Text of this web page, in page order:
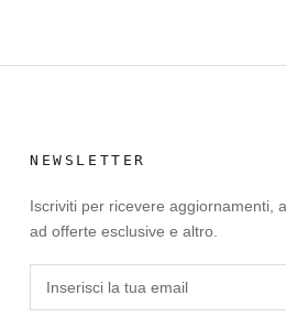
NEWSLETTER
Iscriviti per ricevere aggiornamenti,
ad offerte esclusive e altro.